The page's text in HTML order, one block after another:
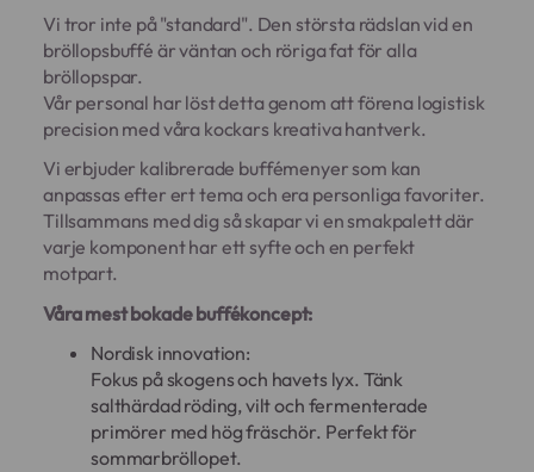
Vi tror inte på "standard". Den största rädslan vid en
bröllopsbuffé är väntan och röriga fat för alla
bröllopspar.
Vår personal har löst detta genom att förena logistisk
precision med våra kockars kreativa hantverk.
Vi erbjuder kalibrerade buffémenyer som kan
anpassas efter ert tema och era personliga favoriter.
Tillsammans med dig så skapar vi en smakpalett där
varje komponent har ett syfte och en perfekt
motpart.
Våra mest bokade buffékoncept:
Nordisk innovation:
Fokus på skogens och havets lyx. Tänk
salthärdad röding, vilt och fermenterade
primörer med hög fräschör. Perfekt för
sommarbröllopet.